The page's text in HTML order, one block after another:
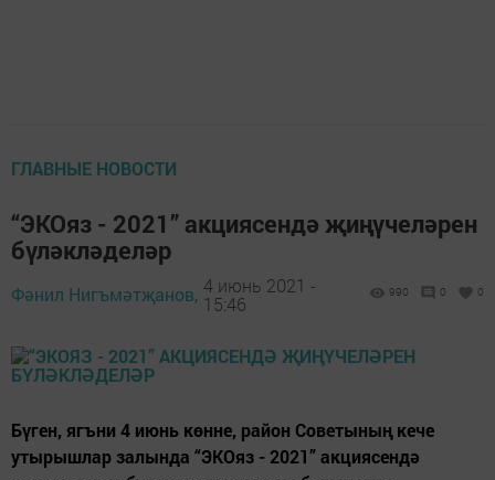
ГЛАВНЫЕ НОВОСТИ
“ЭКОяз - 2021” акциясендә җиңүчеләрен
бүләкләделәр
Фәнил Нигъмәтҗанов, 4 июнь 2021 -
15:46
990 0 0
Бүген, ягъни 4 июнь көнне, район Советының кече
утырышлар залында “ЭКОяз - 2021” акциясендә